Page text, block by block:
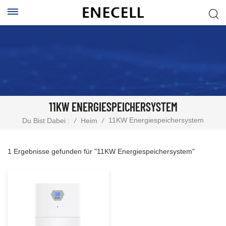
11KW ENERGIESPEICHERSYSTEM
Du Bist Dabei : / Heim / 11KW Energiespeichersystem
1 Ergebnisse gefunden für "11KW Energiespeichersystem"